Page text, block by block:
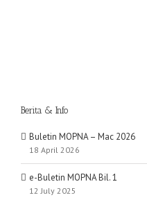
Berita & Info
Buletin MOPNA – Mac 2026
18 April 2026
e-Buletin MOPNA Bil. 1
12 July 2025